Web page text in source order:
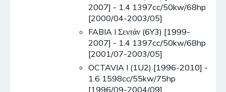
2007] - 1.4 1397cc/50kw/68hp
[2000/04-2003/05]
FABIA I Σεντάν (6Y3) [1999-
2007] - 1.4 1397cc/50kw/68hp
[2001/07-2003/05]
OCTAVIA I (1U2) [1996-2010] -
1.6 1598cc/55kw/75hp
[1996/09-2004/09]